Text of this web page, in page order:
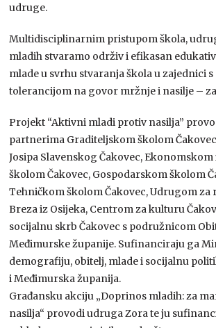
udruge.
Multidisciplinarnim pristupom škola,
mladih stvaramo održiv i efikasan
mlade u svrhu stvaranja škola u zajednici
tolerancijom na govor mržnje i nasilje –
Projekt “Aktivni mladi protiv nasilja”
partnerima Graditeljskom školom
Josipa Slavenskog Čakovec,
školom Čakovec, Gospodarskom školom
Tehničkom školom Čakovec, Udrugom za
Breza iz Osijeka, Centrom za kulturu
socijalnu skrb Čakovec s podružnicom
Međimurske županije. Sufinanciraju ga
demografiju, obitelj, mlade i socijalnu
i Međimurska županija.
Građansku akciju „Doprinos mladih: za
nasilja“ provodi udruga Zora te ju